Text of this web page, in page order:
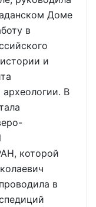
Доме
в
и
археологии. В
которой
в